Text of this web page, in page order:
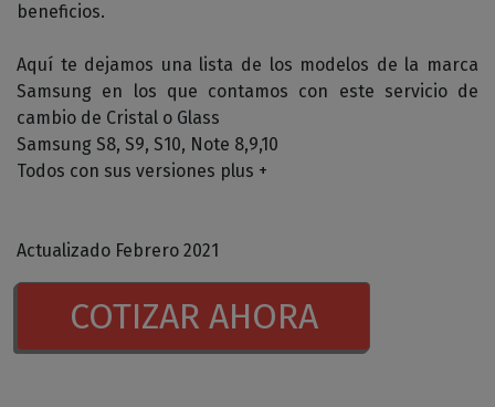
beneficios.
Aquí te dejamos una lista de los modelos de la marca
Samsung en los que contamos con este servicio de
cambio de Cristal o Glass
Samsung S8, S9, S10, Note 8,9,10
Todos con sus versiones plus +
Actualizado Febrero 2021
COTIZAR AHORA